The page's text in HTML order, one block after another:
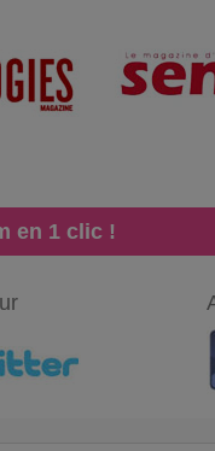
en 1 clic !